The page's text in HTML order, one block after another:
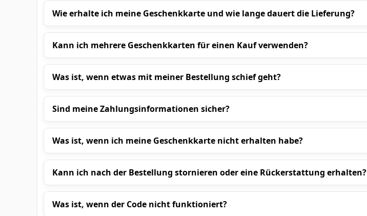
Wie erhalte ich meine Geschenkkarte und wie lange dauert die Lieferung?
Kann ich mehrere Geschenkkarten für einen Kauf verwenden?
Was ist, wenn etwas mit meiner Bestellung schief geht?
Sind meine Zahlungsinformationen sicher?
Was ist, wenn ich meine Geschenkkarte nicht erhalten habe?
Kann ich nach der Bestellung stornieren oder eine Rückerstattung erhalten?
Was ist, wenn der Code nicht funktioniert?